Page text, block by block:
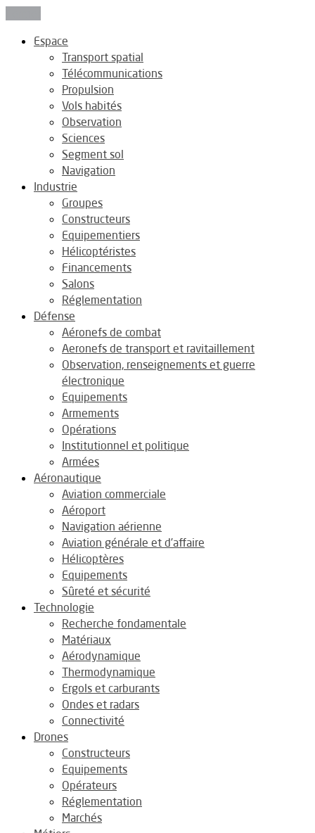
Espace
Transport spatial
Télécommunications
Propulsion
Vols habités
Observation
Sciences
Segment sol
Navigation
Industrie
Groupes
Constructeurs
Equipementiers
Hélicoptéristes
Financements
Salons
Réglementation
Défense
Aéronefs de combat
Aeronefs de transport et ravitaillement
Observation, renseignements et guerre
électronique
Equipements
Armements
Opérations
Institutionnel et politique
Armées
Aéronautique
Aviation commerciale
Aéroport
Navigation aérienne
Aviation générale et d’affaire
Hélicoptères
Equipements
Sûreté et sécurité
Technologie
Recherche fondamentale
Matériaux
Aérodynamique
Thermodynamique
Ergols et carburants
Ondes et radars
Connectivité
Drones
Constructeurs
Equipements
Opérateurs
Réglementation
Marchés